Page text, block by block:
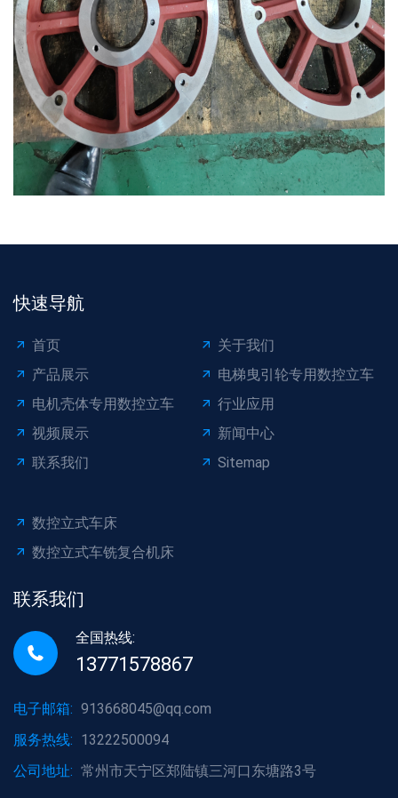
快速导航
首页
关于我们
产品展示
电梯曳引轮专用数控立车
电机壳体专用数控立车
行业应用
视频展示
新闻中心
联系我们
Sitemap
数控立式车床
数控立式车铣复合机床
联系我们
全国热线:
13771578867
电子邮箱: 913668045@qq.com
服务热线: 13222500094
公司地址: 常州市天宁区郑陆镇三河口东塘路3号